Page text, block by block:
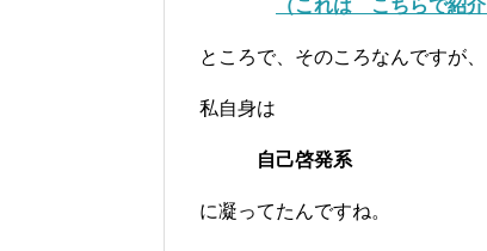
（これは こちらで紹介
ところで、そのころなんですが、
私自身は
自己啓発系
に凝ってたんですね。